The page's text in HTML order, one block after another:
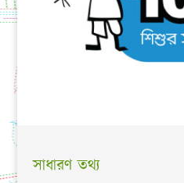
সাধারণ তথ্য